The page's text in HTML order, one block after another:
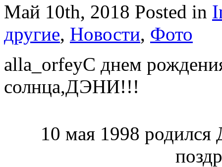
Май 10th, 2018 Posted in
другие, Новости, Фото
alla_orfeyС днем
солнца,ДЭНИ!!!
10 мая 1998